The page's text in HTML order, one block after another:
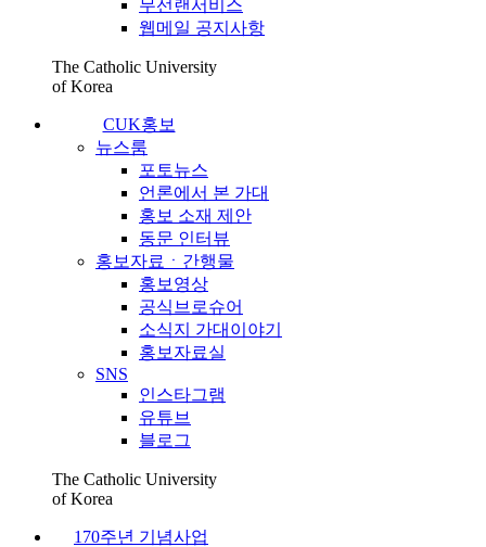
무선랜서비스
웹메일 공지사항
The Catholic University
of Korea
CUK홍보
뉴스룸
포토뉴스
언론에서 본 가대
홍보 소재 제안
동문 인터뷰
홍보자료ㆍ간행물
홍보영상
공식브로슈어
소식지 가대이야기
홍보자료실
SNS
인스타그램
유튜브
블로그
The Catholic University
of Korea
170주년 기념사업